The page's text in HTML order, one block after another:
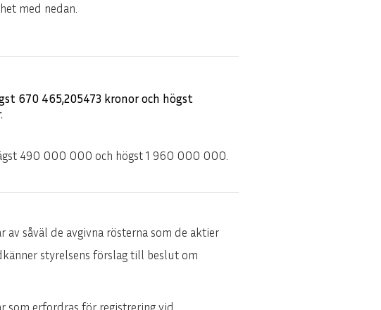
med nedan.
670 465,205473 kronor och högst
490 000 000 och högst 1 960 000 000.
såväl de avgivna rösterna som de aktier
styrelsens förslag till beslut om
som erfordras för registrering vid